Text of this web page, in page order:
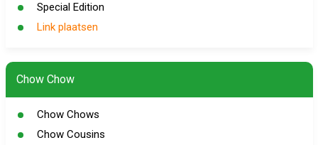
Special Edition
Link plaatsen
Chow Chow
Chow Chows
Chow Cousins